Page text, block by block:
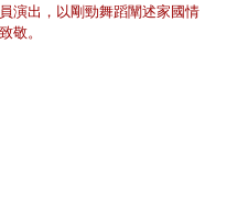
演出，以剛勁舞蹈闡述家國情
敬。